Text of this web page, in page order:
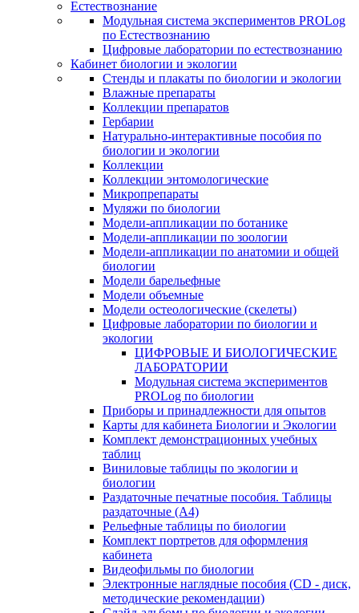
Естествознание
Модульная система экспериментов PROLog
по Естествознанию
Цифровые лаборатории по естествознанию
Кабинет биологии и экологии
Стенды и плакаты по биологии и экологии
Влажные препараты
Коллекции препаратов
Гербарии
Натурально-интерактивные пособия по
биологии и экологии
Коллекции
Коллекции энтомологические
Микропрепараты
Муляжи по биологии
Модели-аппликации по ботанике
Модели-аппликации по зоологии
Модели-аппликации по анатомии и общей
биологии
Модели барельефные
Модели объемные
Модели остеологические (скелеты)
Цифровые лаборатории по биологии и
экологии
ЦИФРОВЫЕ И БИОЛОГИЧЕСКИЕ
ЛАБОРАТОРИИ
Модульная система экспериментов
PROLog по биологии
Приборы и принадлежности для опытов
Карты для кабинета Биологии и Экологии
Комплект демонстрационных учебных
таблиц
Виниловые таблицы по экологии и
биологии
Раздаточные печатные пособия. Таблицы
раздаточные (А4)
Рельефные таблицы по биологии
Комплект портретов для оформления
кабинета
Видеофильмы по биологии
Электронные наглядные пособия (CD - диск,
методические рекомендации)